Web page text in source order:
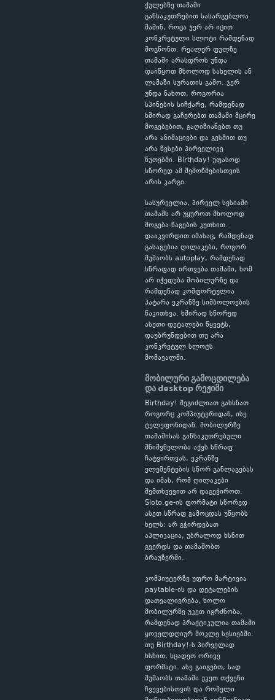
ქულებზე თამაში
განსაკუთრებით სასარგებლოა
მაშინ, როცა ჯერ არ იცით
კონკრეტული სლოტი რამდენად
მოგწონთ. რეალურ ფულზე
თამაში არასდროს უნდა
დაიწყოთ მხოლოდ სახელის ან
ლამაზი სურათის გამო. ჯერ
უნდა ნახოთ, როგორია
სპინების სიჩქარე, რამდენად
ხშირად გაჩერებთ თამაში მცირე
მოგებებით, გაღიზიანებთ თუ
არა ანიმაციები და გესმით თუ
არა წესები პირველივე
წუთებში. Birthday! უფასოდ
სწორედ ამ შემოწმებისთვის
არის კარგი.
სასურველია, პირველ სესიაში
თამაშს არ უყუროთ მხოლოდ
მოგება-წაგების კუთხით.
დააკვირდით იმასაც, რამდენად
გასაგებია ღილაკები, როგორ
მუშაობს autoplay, რამდენად
სწრაფად ირთვება თამაში, ხომ
არ იჭედება მობილურზე და
რამდენად კომფორტულია
პატარა ეკრანზე სიმბოლოების
წაკითხვა. ხშირად სწორედ
ასეთი დეტალები წყვეტს,
დაუბრუნდებით თუ არა
კონკრეტულ სლოტს
მომავალში.
მობილური გამოცდილება
და desktop რეჟიმი
Birthday! შეგიძლიათ გახსნათ
როგორც კომპიუტერიდან, ისე
ტელეფონიდან. მობილურზე
თამაშისას განსაკუთრებული
მნიშვნელობა აქვს სწრაფ
ჩატვირთვას, ეკრანზე
ელემენტების სწორ განლაგებას
და იმას, რომ ღილაკები
შემთხვევით არ დაგეჭიროთ.
Sloto.ge-ის ფორმატი სწორედ
ასეთ სწრაფ გამოცდას უწყობს
ხელს: არ გჭირდებათ
აპლიკაცია, უბრალოდ ხსნით
გვერდს და თამაშობთ
ბრაუზერში.
კომპიუტერზე უფრო მარტივია
paytable-ის და დეტალების
დათვალიერება, ხოლო
მობილურზე უკეთ იგრძნობა,
რამდენად პრაქტიკულია თამაში
ყოველდღიურ მოკლე სესიებში.
თუ Birthday!-ს პირველად
ხსნით, სცადეთ ორივე
ფორმატი. ასე გაიგებთ, სად
მუშაობს თამაში უკეთ თქვენი
ჩვევებისთვის და რომელი